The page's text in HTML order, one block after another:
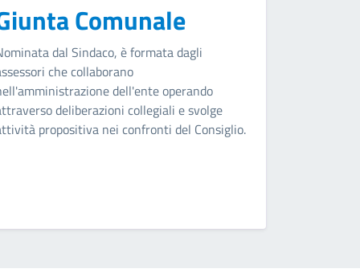
Comunale
dal Sindaco, è formata dagli
che collaborano
dell'ente operando
deliberazioni collegiali e svolge
propositiva nei confronti del Consiglio.